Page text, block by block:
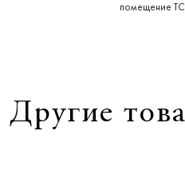
помещение ТС
Другие